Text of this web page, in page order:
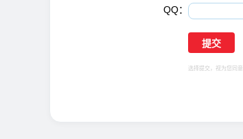
QQ：
选择提交，视为您同意